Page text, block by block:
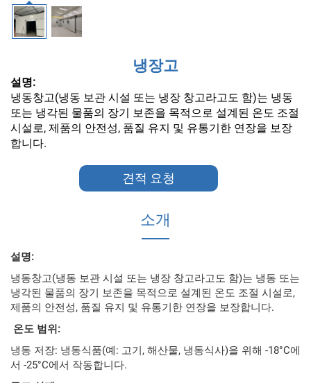
냉장고
설명:
냉동창고(냉동 보관 시설 또는 냉장 창고라고도 함)는 냉동
또는 냉각된 물품의 장기 보존을 목적으로 설계된 온도 조절
시설로, 제품의 안전성, 품질 유지 및 유통기한 연장을 보장
합니다.
견적 요청
소개
설명:
냉동창고(냉동 보관 시설 또는 냉장 창고라고도 함)는 냉동 또는
냉각된 물품의 장기 보존을 목적으로 설계된 온도 조절 시설로,
제품의 안전성, 품질 유지 및 유통기한 연장을 보장합니다.
온도 범위:
냉동 저장: 냉동식품(예: 고기, 해산물, 냉동식사)을 위해 -18°C에
서 -25°C에서 작동합니다.